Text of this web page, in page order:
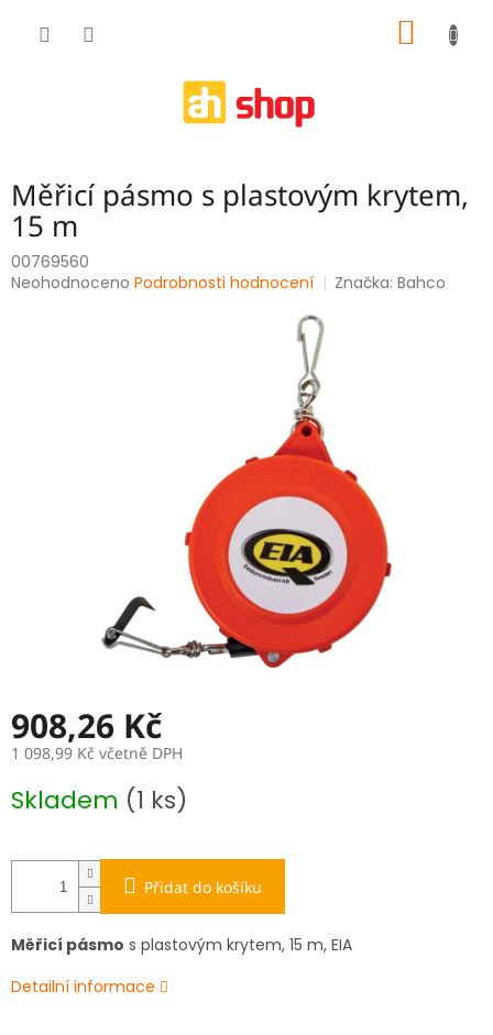
Měřicí pásmo s plastovým krytem,
15 m
00769560
Průměrné
Neohodnoceno Podrobnosti hodnocení Značka:Bahco
908,26 Kč
1 098,99 Kč včetně DPH
cena:
Skladem (1 ks)
Přidat do košíku
Měřicí pásmo s plastovým krytem, 15 m, EIA
Detailní informace